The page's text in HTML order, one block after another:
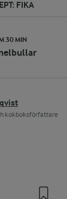
FIKA
30 MIN
kokboksförfattare